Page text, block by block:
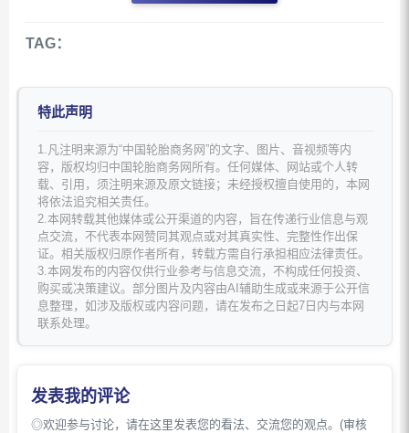
TAG：
特此声明
1.凡注明来源为“中国轮胎商务网”的文字、图片、音视频等内
容，版权均归中国轮胎商务网所有。任何媒体、网站或个人转
载、引用，须注明来源及原文链接；未经授权擅自使用的，本网
将依法追究相关责任。
2.本网转载其他媒体或公开渠道的内容，旨在传递行业信息与观
点交流，不代表本网赞同其观点或对其真实性、完整性作出保
证。相关版权归原作者所有，转载方需自行承担相应法律责任。
3.本网发布的内容仅供行业参考与信息交流，不构成任何投资、
购买或决策建议。部分图片及内容由AI辅助生成或来源于公开信
息整理，如涉及版权或内容问题，请在发布之日起7日内与本网
联系处理。
发表我的评论
◎欢迎参与讨论，请在这里发表您的看法、交流您的观点。(审核